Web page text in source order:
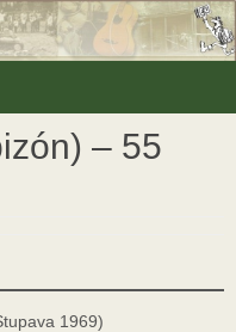
– 55
1969)